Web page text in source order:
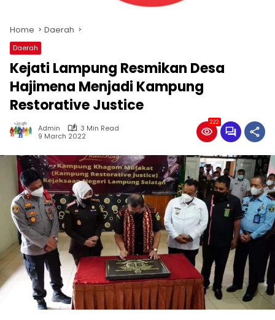
Home Daerah
Daerah
Kejati Lampung Resmikan Desa
Hajimena Menjadi Kampung
Restorative Justice
Admin
3 Min Read
9 March 2022
222